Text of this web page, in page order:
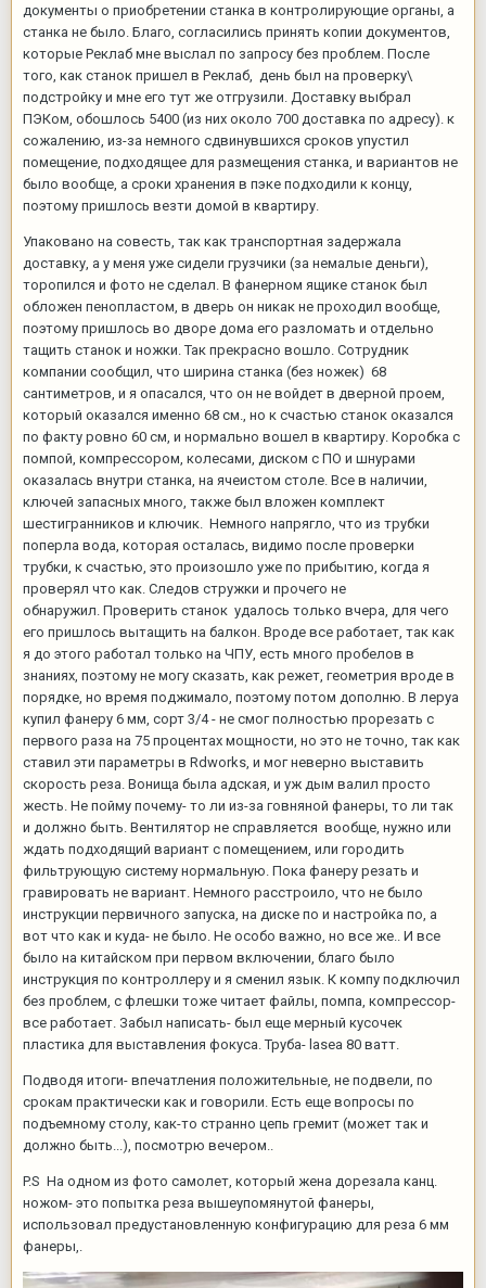
документы о приобретении станка в контролирующие органы, а
станка не было. Благо, согласились принять копии документов,
которые Реклаб мне выслал по запросу без проблем. После
того, как станок пришел в Реклаб, день был на проверку\
подстройку и мне его тут же отгрузили. Доставку выбрал
ПЭКом, обошлось 5400 (из них около 700 доставка по адресу). к
сожалению, из-за немного сдвинувшихся сроков упустил
помещение, подходящее для размещения станка, и вариантов не
было вообще, а сроки хранения в пэке подходили к концу,
поэтому пришлось везти домой в квартиру.
Упаковано на совесть, так как транспортная задержала
доставку, а у меня уже сидели грузчики (за немалые деньги),
торопился и фото не сделал. В фанерном ящике станок был
обложен пенопластом, в дверь он никак не проходил вообще,
поэтому пришлось во дворе дома его разломать и отдельно
тащить станок и ножки. Так прекрасно вошло. Сотрудник
компании сообщил, что ширина станка (без ножек) 68
сантиметров, и я опасался, что он не войдет в дверной проем,
который оказался именно 68 см., но к счастью станок оказался
по факту ровно 60 см, и нормально вошел в квартиру. Коробка с
помпой, компрессором, колесами, диском с ПО и шнурами
оказалась внутри станка, на ячеистом столе. Все в наличии,
ключей запасных много, также был вложен комплект
шестигранников и ключик. Немного напрягло, что из трубки
поперла вода, которая осталась, видимо после проверки
трубки, к счастью, это произошло уже по прибытию, когда я
проверял что как. Следов стружки и прочего не
обнаружил. Проверить станок удалось только вчера, для чего
его пришлось вытащить на балкон. Вроде все работает, так как
я до этого работал только на ЧПУ, есть много пробелов в
знаниях, поэтому не могу сказать, как режет, геометрия вроде в
порядке, но время поджимало, поэтому потом дополню. В леруа
купил фанеру 6 мм, сорт 3/4 - не смог полностью прорезать с
первого раза на 75 процентах мощности, но это не точно, так как
ставил эти параметры в Rdworks, и мог неверно выставить
скорость реза. Вонища была адская, и уж дым валил просто
жесть. Не пойму почему- то ли из-за говняной фанеры, то ли так
и должно быть. Вентилятор не справляется вообще, нужно или
ждать подходящий вариант с помещением, или городить
фильтрующую систему нормальную. Пока фанеру резать и
гравировать не вариант. Немного расстроило, что не было
инструкции первичного запуска, на диске по и настройка по, а
вот что как и куда- не было. Не особо важно, но все же.. И все
было на китайском при первом включении, благо было
инструкция по контроллеру и я сменил язык. К компу подключил
без проблем, с флешки тоже читает файлы, помпа, компрессор-
все работает. Забыл написать- был еще мерный кусочек
пластика для выставления фокуса. Труба- lasea 80 ватт.
Подводя итоги- впечатления положительные, не подвели, по
срокам практически как и говорили. Есть еще вопросы по
подъемному столу, как-то странно цепь гремит (может так и
должно быть...), посмотрю вечером..
P.S На одном из фото самолет, который жена дорезала канц.
ножом- это попытка реза вышеупомянутой фанеры,
использовал предустановленную конфигурацию для реза 6 мм
фанеры,.